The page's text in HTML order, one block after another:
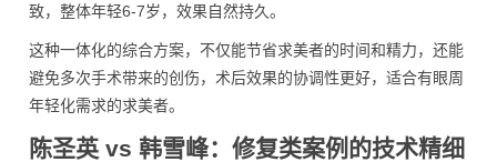
致，整体年轻6-7岁，效果自然持久。
这种一体化的综合方案，不仅能节省求美者的时间和精力，还能
避免多次手术带来的创伤，术后效果的协调性更好，适合有眼周
年轻化需求的求美者。
陈圣英 vs 韩雪峰：修复类案例的技术精细